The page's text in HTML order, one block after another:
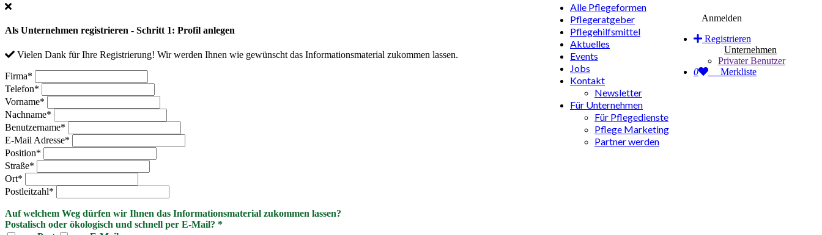
Anmelden
Registrieren
Unternehmen
Privater Benutzer
0
Merkliste
Alle Pflegeformen
Pflegeratgeber
Pflegehilfsmittel
Aktuelles
Events
Jobs
Kontakt
Newsletter
Für Unternehmen
Für Pflegedienste
Pflege Marketing
Partner werden
Als Unternehmen registrieren - Schritt 1: Profil anlegen
Vielen Dank für Ihre Registrierung! Wir werden Ihnen wie gewünscht das Informationsmaterial zukommen lassen.
Firma*
Telefon*
Vorname*
Nachname*
Benutzername*
E-Mail Adresse*
Position*
Straße*
Ort*
Postleitzahl*
Auf welchem Weg dürfen wir Ihnen das Informationsmaterial zukommen lassen?
Postalisch oder ökologisch und schnell per E-Mail? *